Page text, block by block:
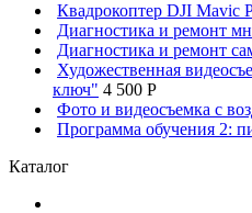
Квадрокоптер DJI Mavic
Диагностика и ремонт
Диагностика и ремонт
Художественная
ключ" 4 500 P
Фото и видеосъемка с
Программа обучения 2:
Каталог